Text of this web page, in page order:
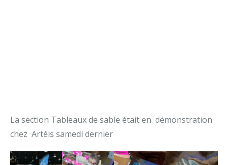
La section Tableaux de sable était en démonstration
chez Artéis samedi dernier